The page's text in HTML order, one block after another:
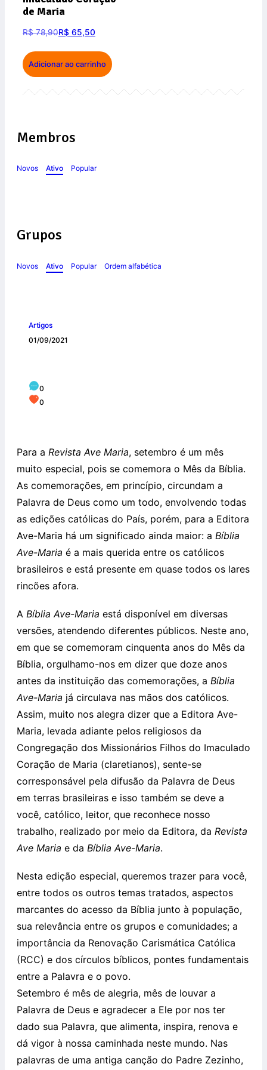
de Maria
R$78,90R$ 65,50
Adicionar ao carrinho
Membros
Novos Ativo Popular
Grupos
Novos Ativo Popular Ordem alfabética
Artigos
01/09/2021
0
0
Para a Revista Ave Maria, setembro é um mês
muito especial, pois se comemora o Mês da Bíblia.
As comemorações, em princípio, circundam a
Palavra de Deus como um todo, envolvendo todas
as edições católicas do País, porém, para a Editora
Ave-Maria há um significado ainda maior: a Bíblia
Ave-Maria é a mais querida entre os católicos
brasileiros e está presente em quase todos os lares
rincões afora.
A Bíblia Ave-Maria está disponível em diversas
versões, atendendo diferentes públicos. Neste ano,
em que se comemoram cinquenta anos do Mês da
Bíblia, orgulhamo-nos em dizer que doze anos
antes da instituição das comemorações, a Bíblia
Ave-Maria já circulava nas mãos dos católicos.
Assim, muito nos alegra dizer que a Editora Ave-
Maria, levada adiante pelos religiosos da
Congregação dos Missionários Filhos do Imaculado
Coração de Maria (claretianos), sente-se
corresponsável pela difusão da Palavra de Deus
em terras brasileiras e isso também se deve a
você, católico, leitor, que reconhece nosso
trabalho, realizado por meio da Editora, da Revista
Ave Maria e da Bíblia Ave-Maria.
Nesta edição especial, queremos trazer para você,
entre todos os outros temas tratados, aspectos
marcantes do acesso da Bíblia junto à população,
sua relevância entre os grupos e comunidades; a
importância da Renovação Carismática Católica
(RCC) e dos círculos bíblicos, pontes fundamentais
entre a Palavra e o povo.
Setembro é mês de alegria, mês de louvar a
Palavra de Deus e agradecer a Ele por nos ter
dado sua Palavra, que alimenta, inspira, renova e
dá vigor à nossa caminhada neste mundo. Nas
palavras de uma antiga canção do Padre Zezinho,